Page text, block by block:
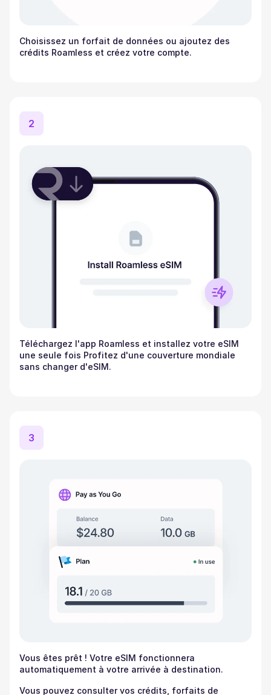
Choisissez un forfait de données ou ajoutez des
crédits Roamless et créez votre compte.
2
Téléchargez l'app Roamless et installez votre eSIM
une seule fois Profitez d'une couverture mondiale
sans changer d'eSIM.
3
Vous êtes prêt ! Votre eSIM fonctionnera
automatiquement à votre arrivée à destination.
Vous pouvez consulter vos crédits, forfaits de